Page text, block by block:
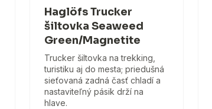
Haglöfs Trucker
šiltovka Seaweed
Green/Magnetite
Trucker šiltovka na trekking,
turistiku aj do mesta; priedušná
sieťovaná zadná časť chladí a
nastaviteľný pásik drží na
hlave.